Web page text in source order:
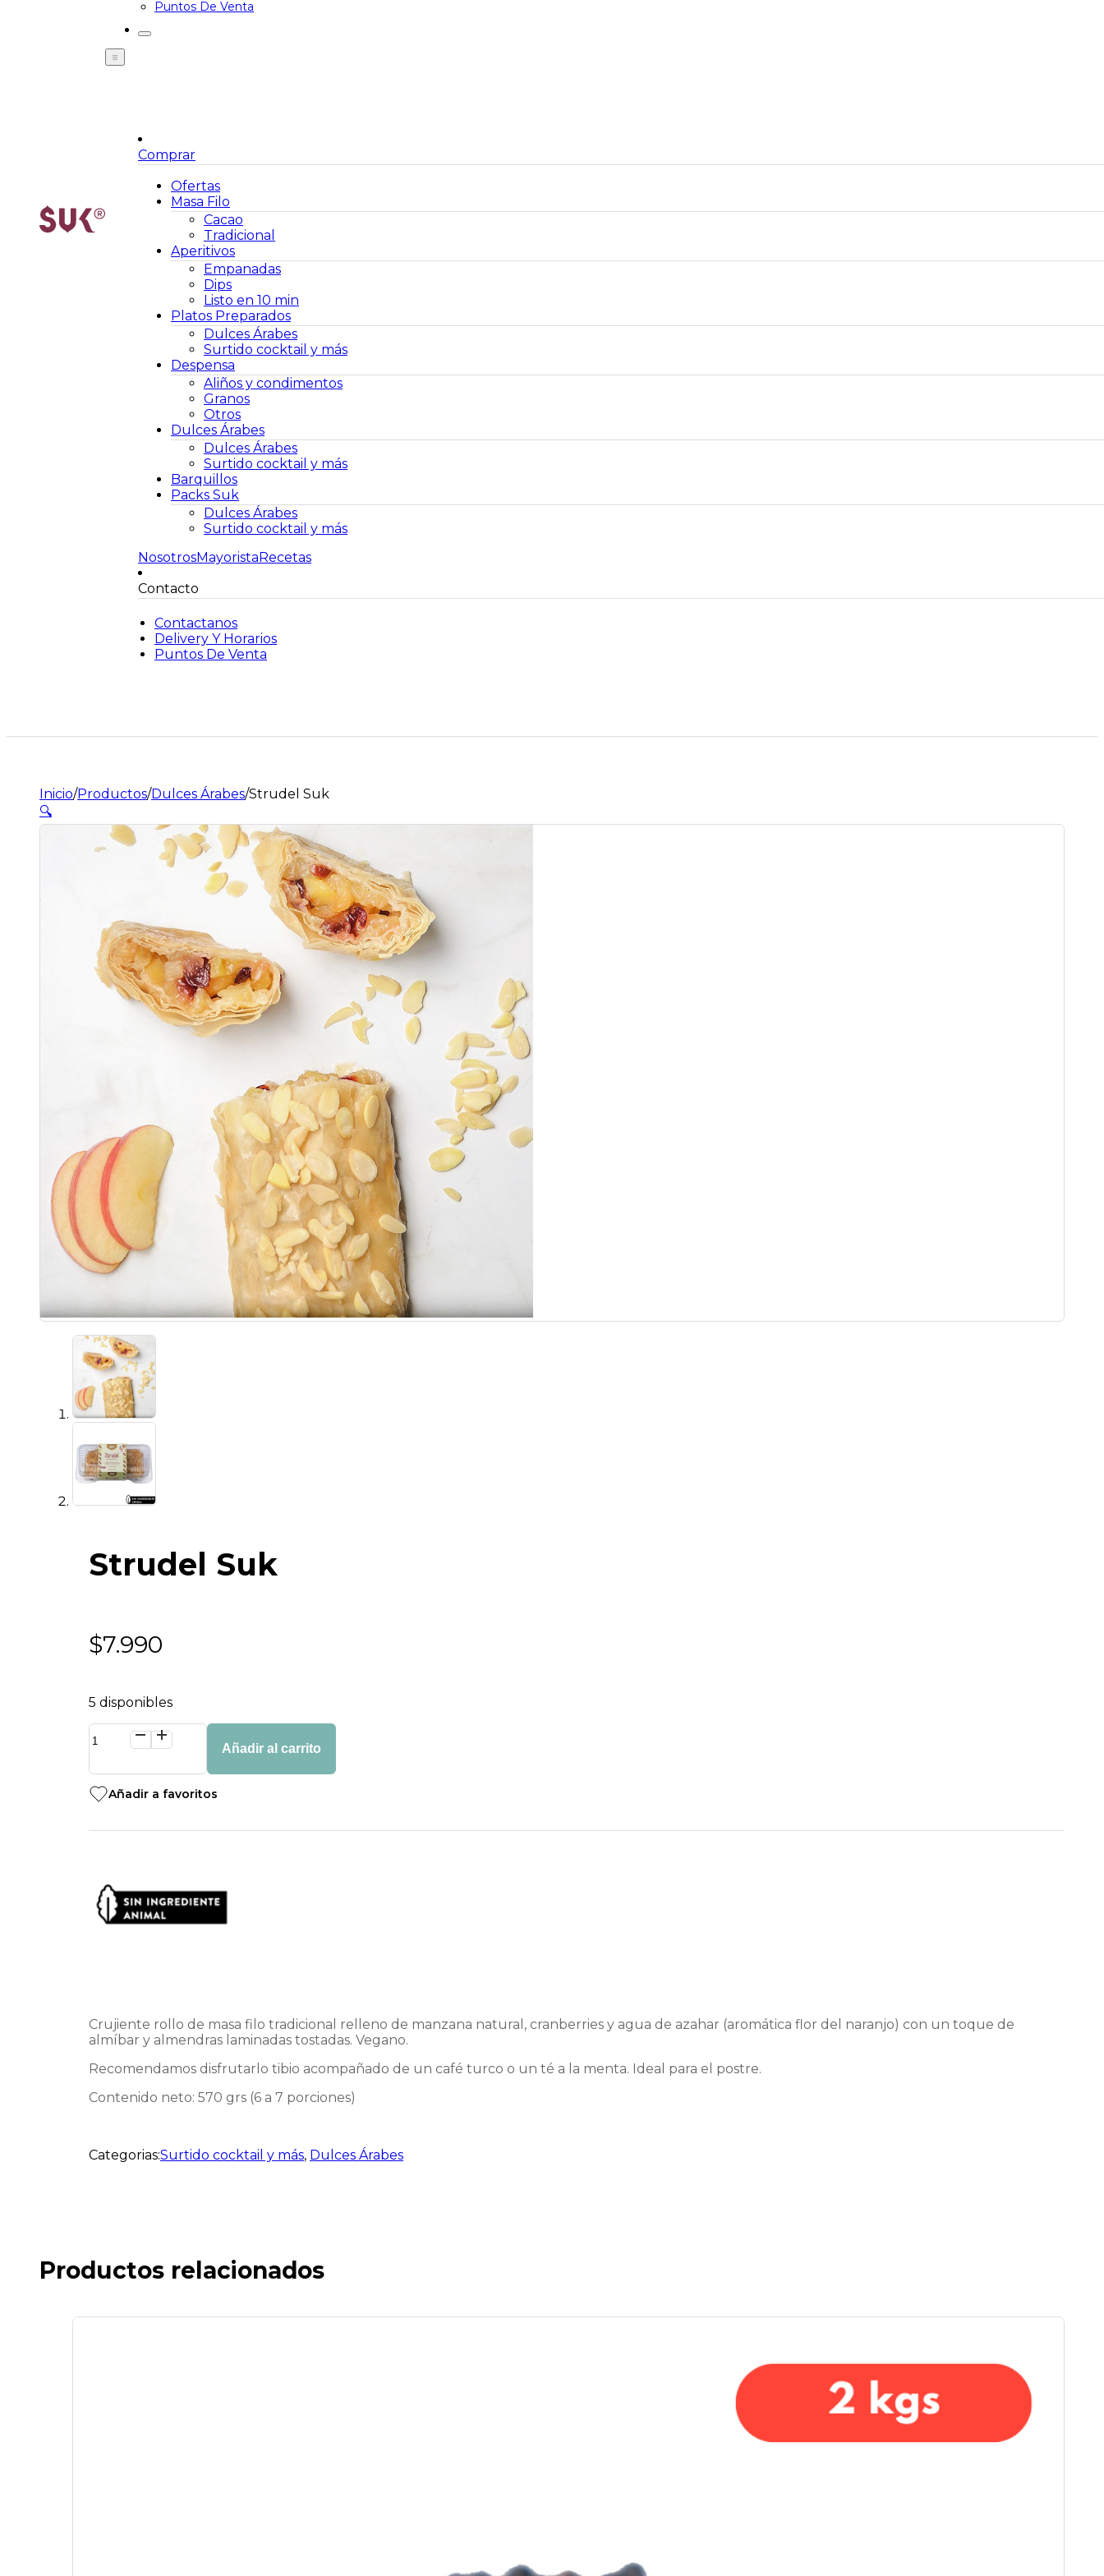
Puntos De Venta
Comprar
Ofertas
Masa Filo
Cacao
Tradicional
Aperitivos
Empanadas
Dips
Listo en 10 min
Platos Preparados
Dulces Árabes
Surtido cocktail y más
Despensa
Aliños y condimentos
Granos
Otros
Dulces Árabes
Dulces Árabes
Surtido cocktail y más
Barquillos
Packs Suk
Dulces Árabes
Surtido cocktail y más
NosotrosMayoristaRecetas
Contacto
Contactanos
Delivery Y Horarios
Puntos De Venta
Inicio/Productos/Dulces Árabes/Strudel Suk
🔍
Strudel Suk
$7.990
5 disponibles
Strudel
Suk
Añadir al carrito
Añadir a favoritos
Crujiente rollo de masa filo tradicional relleno de manzana natural, cranberries y agua de azahar (aromática flor del naranjo) con un toque de
almíbar y almendras laminadas tostadas. Vegano.
Recomendamos disfrutarlo tibio acompañado de un café turco o un té a la menta. Ideal para el postre.
Contenido neto: 570 grs (6 a 7 porciones)
Categorias:Surtido cocktail y más, Dulces Árabes
Productos relacionados